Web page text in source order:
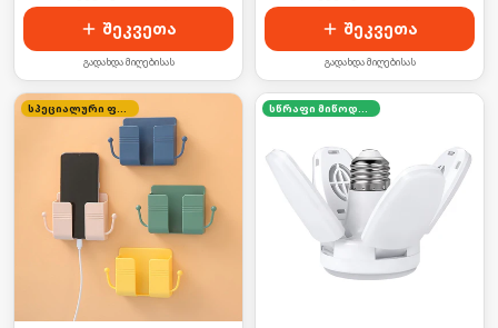
შეკვეთა
გადახდა მიღებისას
შეკვეთა
გადახდა მიღებისას
სპეციალური ფასი სწრაფი მიწოდება